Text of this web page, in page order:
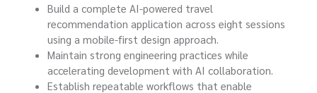
Build a complete AI-powered travel
recommendation application across eight sessions
using a mobile-first design approach.
Maintain strong engineering practices while
accelerating development with AI collaboration.
Establish repeatable workflows that enable